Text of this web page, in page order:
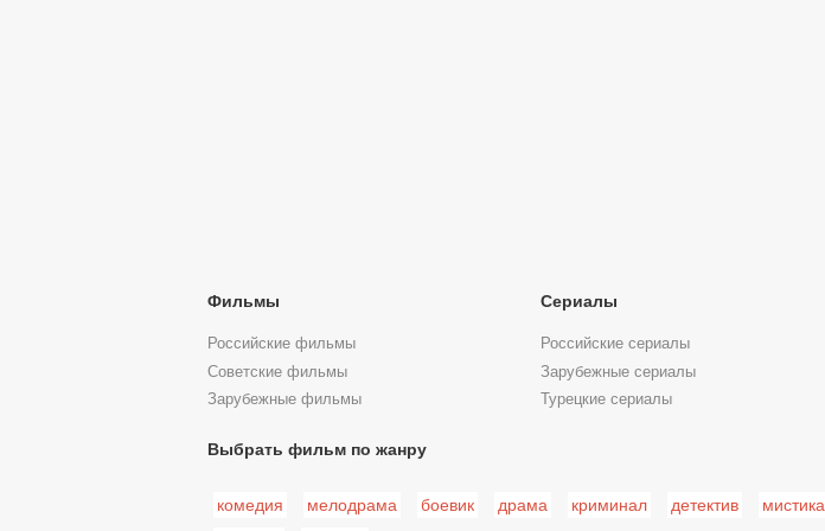
Фильмы
Российские фильмы
Советские фильмы
Зарубежные фильмы
Сериалы
Российские сериалы
Зарубежные сериалы
Турецкие сериалы
Выбрать фильм по жанру
комедия мелодрама боевик драма криминал детектив мистика